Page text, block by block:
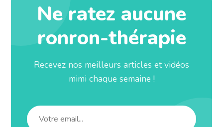
Ne ratez aucune
ronron-thérapie
Recevez nos meilleurs articles et vidéos
mimi chaque semaine !